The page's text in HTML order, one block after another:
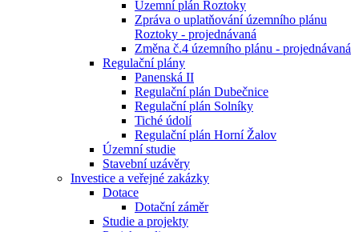
Územní plán Roztoky
Zpráva o uplatňování územního plánu
Roztoky - projednávaná
Změna č.4 územního plánu - projednávaná
Regulační plány
Panenská II
Regulační plán Dubečnice
Regulační plán Solníky
Tiché údolí
Regulační plán Horní Žalov
Územní studie
Stavební uzávěry
Investice a veřejné zakázky
Dotace
Dotační záměr
Studie a projekty